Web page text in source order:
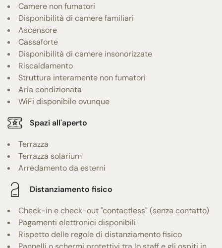
Camere non fumatori
Disponibilità di camere familiari
Ascensore
Cassaforte
Disponibilità di camere insonorizzate
Riscaldamento
Struttura interamente non fumatori
Aria condizionata
WiFi disponibile ovunque
Spazi all'aperto
Terrazza
Terrazza solarium
Arredamento da esterni
Distanziamento fisico
Check-in e check-out "contactless" (senza contatto)
Pagamenti elettronici disponibili
Rispetto delle regole di distanziamento fisico